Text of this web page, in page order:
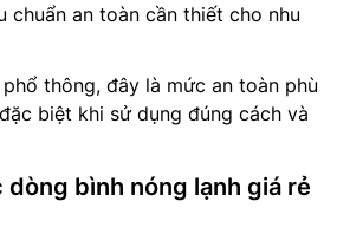
chuẩn an toàn cần thiết cho nhu
thông, đây là mức an toàn phù
biệt khi sử dụng đúng cách và
dòng bình nóng lạnh giá rẻ